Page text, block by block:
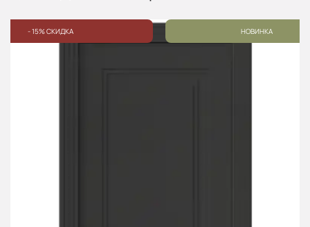
- 15% СКИДКА НОВИНКА